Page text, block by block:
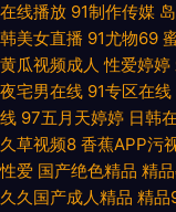
wwwzc654com 久久大
马影院手机影 91在线观
产下药迷 日本乱理伦片
忌 亚洲色图传媒 第一
在线播放 91制作传媒
韩美女直播 91尤物69
黄瓜视频成人 性爱婷婷
夜宅男在线 91专区在线
线 97五月天婷婷 日韩
久草视频8 香蕉APP污
性爱 国产绝色精品 精
久久国产成人精品 精品